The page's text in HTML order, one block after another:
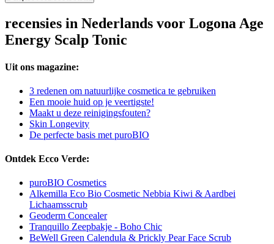
recensies in Nederlands voor Logona Age
Energy Scalp Tonic
Uit ons magazine:
3 redenen om natuurlijke cosmetica te gebruiken
Een mooie huid op je veertigste!
Maakt u deze reinigingsfouten?
Skin Longevity
De perfecte basis met puroBIO
Ontdek Ecco Verde:
puroBIO Cosmetics
Alkemilla Eco Bio Cosmetic Nebbia Kiwi & Aardbei
Lichaamsscrub
Geoderm Concealer
Tranquillo Zeepbakje - Boho Chic
BeWell Green Calendula & Prickly Pear Face Scrub